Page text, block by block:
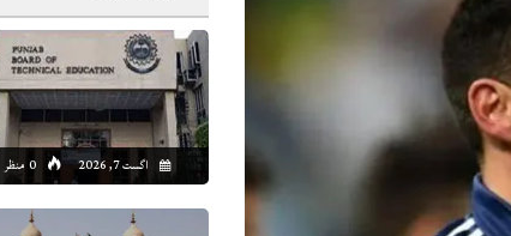
اگست 7, 2026 0 منظر
16:00 17:00 18:00
29°C
21:00
27°C